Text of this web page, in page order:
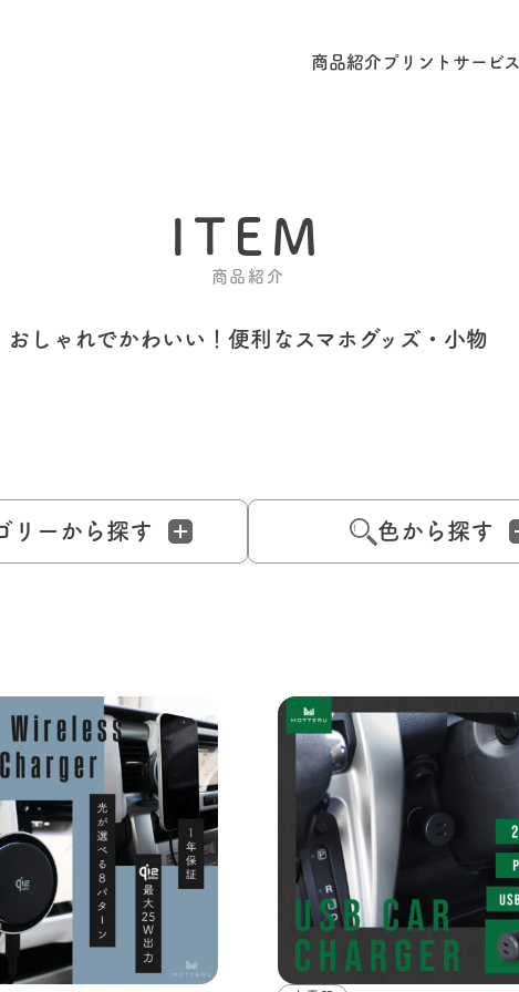
商品紹介 プリントサービス
ITEM
商品紹介
おしゃれでかわいい！ 便利なスマホグッズ・小物
リーから探す 色から探す